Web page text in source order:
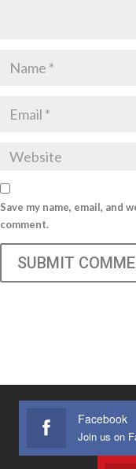
Save my name, email,
comment.
SUBMIT
Facebook